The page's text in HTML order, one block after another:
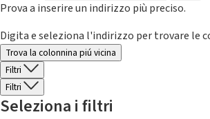
Prova a inserire un indirizzo più preciso.
Digita e seleziona l'indirizzo per trovare le
Trova la colonnina piú vicina
Filtri
Filtri
Seleziona i filtri